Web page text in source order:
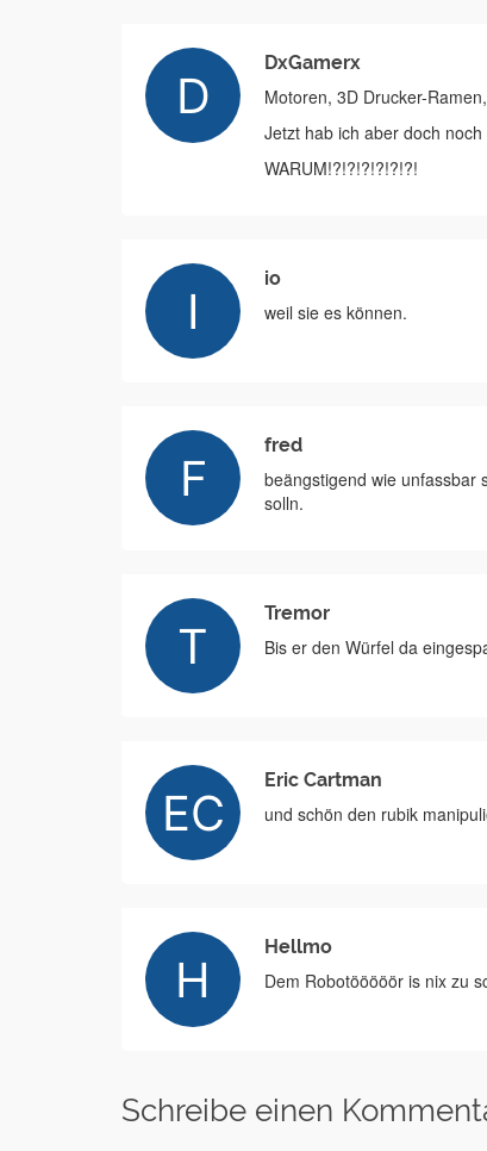
DxGamerx
Motoren, 3D Drucker-
Jetzt hab ich aber doch
WARUM!?!?!?!?!?!?!
io
weil sie es können.
fred
beängstigend wie unfassbar
solln.
Tremor
Bis er den Würfel da
Eric Cartman
und schön den rubik
Hellmo
Dem Robotööööör is nix zu
Schreibe einen